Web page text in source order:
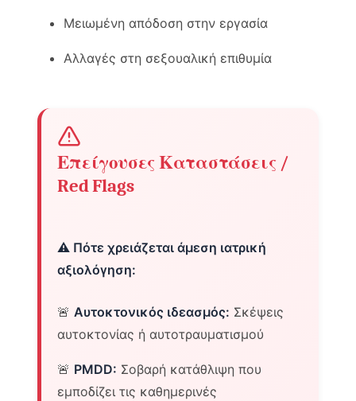
Μειωμένη απόδοση στην εργασία
Αλλαγές στη σεξουαλική επιθυμία
Επείγουσες Καταστάσεις /
Red Flags
⚠️ Πότε χρειάζεται άμεση ιατρική
αξιολόγηση:
🚨Αυτοκτονικός ιδεασμός: Σκέψεις
αυτοκτονίας ή αυτοτραυματισμού
🚨 PMDD: Σοβαρή κατάθλιψη που
εμποδίζει τις καθημερινές